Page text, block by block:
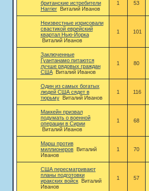
британские истребители
Harrier
Виталий Иванов
1 53
Неизвестные изрисовали
свастикой еврейский
квартал Нью-Йорка
Виталий Иванов
1 101
Заключенные
Гуантанамо питаются
лучше рядовых граждан
США
Виталий Иванов
1 80
Один из самых богатых
людей США сядет в
тюрьму
Виталий Иванов
1 116
Маккейн призвал
подумать о военной
операции в Сирии
Виталий Иванов
1 68
Марш против
миллионеров
Виталий
Иванов
1 70
США пересматривают
планы подготовки
иракских войск
Виталий
Иванов
1 57